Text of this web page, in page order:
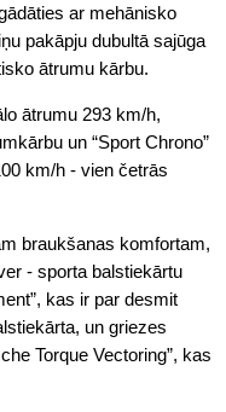
ar mehānisko
pakāpju dubultā sajūga
ātrumu kārbu.
ātrumu 293 km/h,
un “Sport Chrono”
km/h - vien četrās
braukšanas komfortam,
- sporta balstiekārtu
kas ir par desmit
un griezes
Torque Vectoring”, kas